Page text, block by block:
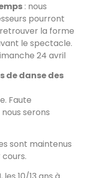
: nous
pourront
la forme
le spectacle.
24 avril
de danse des
Faute
serons
sont maintenus